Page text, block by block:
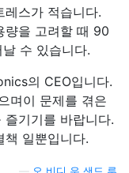
레스가 적습니다.
량을 고려할 때 90
수 있습니다.
의 CEO입니다.
며이 문제를 겪은
기기를 바랍니다.
책 일뿐입니다.